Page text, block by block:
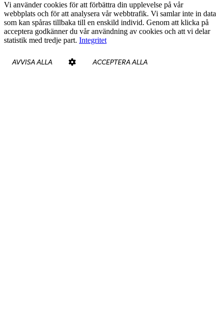
Vi använder cookies för att förbättra din upplevelse på vår
webbplats och för att analysera vår webbtrafik. Vi samlar inte in data
som kan spåras tillbaka till en enskild individ. Genom att klicka på
acceptera godkänner du vår användning av cookies och att vi delar
statistik med tredje part. Integritet
AVVISA ALLA ACCEPTERA ALLA